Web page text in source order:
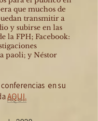
que muchos de
transmitir a
y subirse en las
la FPH; Facebook:
paoli; y Néstor
en su
AQUI.